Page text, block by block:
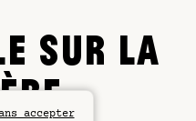
SUR LA
accepter